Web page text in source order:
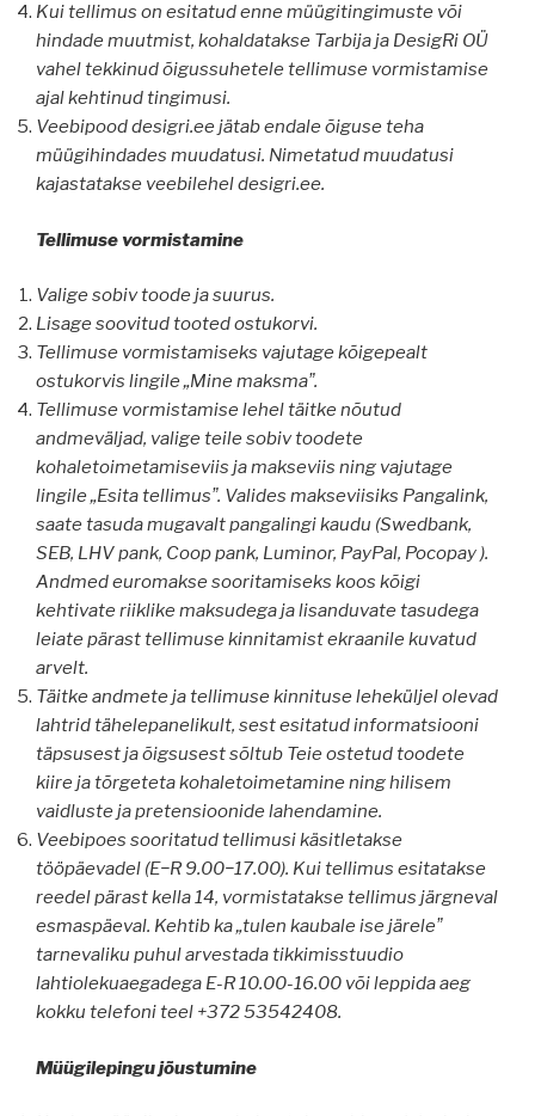
Kui tellimus on esitatud enne müügitingimuste või
hindade muutmist, kohaldatakse Tarbija ja DesigRi OÜ
vahel tekkinud õigussuhetele tellimuse vormistamise
ajal kehtinud tingimusi.
Veebipood desigri.ee jätab endale õiguse teha
müügihindades muudatusi. Nimetatud muudatusi
kajastatakse veebilehel desigri.ee.
Tellimuse vormistamine
Valige sobiv toode ja suurus.
Lisage soovitud tooted ostukorvi.
Tellimuse vormistamiseks vajutage kõigepealt
ostukorvis lingile „Mine maksmaˮ.
Tellimuse vormistamise lehel täitke nõutud
andmeväljad, valige teile sobiv toodete
kohaletoimetamiseviis ja makseviis ning vajutage
lingile „Esita tellimusˮ. Valides makseviisiks Pangalink,
saate tasuda mugavalt pangalingi kaudu (Swedbank,
SEB, LHV pank, Coop pank, Luminor, PayPal, Pocopay ).
Andmed euromakse sooritamiseks koos kõigi
kehtivate riiklike maksudega ja lisanduvate tasudega
leiate pärast tellimuse kinnitamist ekraanile kuvatud
arvelt.
Täitke andmete ja tellimuse kinnituse leheküljel olevad
lahtrid tähelepanelikult, sest esitatud informatsiooni
täpsusest ja õigsusest sõltub Teie ostetud toodete
kiire ja tõrgeteta kohaletoimetamine ning hilisem
vaidluste ja pretensioonide lahendamine.
Veebipoes sooritatud tellimusi käsitletakse
tööpäevadel (E−R 9.00−17.00). Kui tellimus esitatakse
reedel pärast kella 14, vormistatakse tellimus järgneval
esmaspäeval. Kehtib ka „tulen kaubale ise järeleˮ
tarnevaliku puhul arvestada tikkimisstuudio
lahtiolekuaegadega E-R 10.00-16.00 või leppida aeg
kokku telefoni teel +372 53542408.
Müügilepingu jõustumine